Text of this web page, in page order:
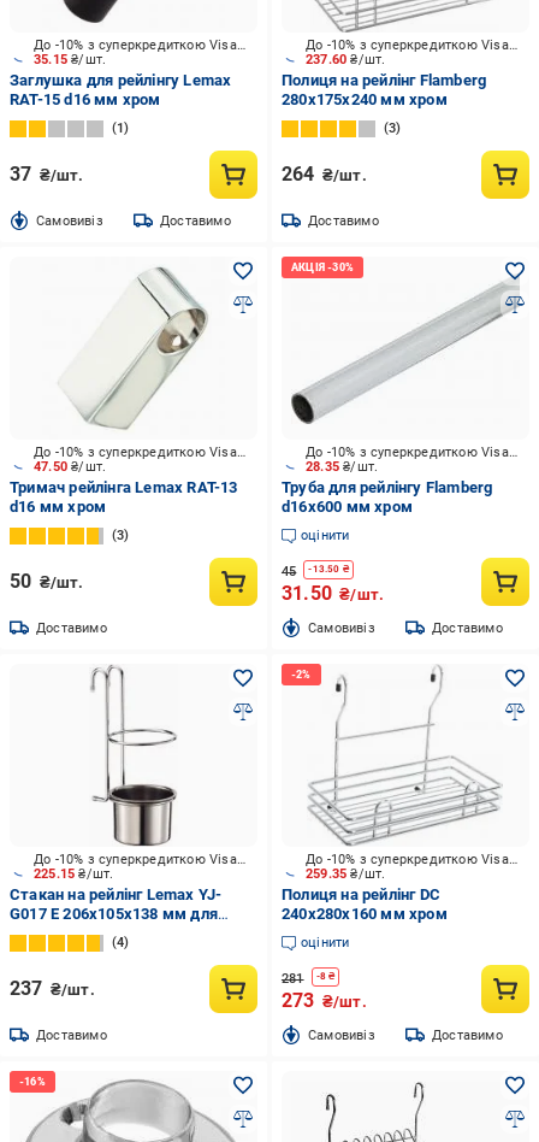
35.15₴/шт.
До -10% з суперкредиткою Visa Вигода
Заглушка для рейлінгу Lemax
RAT-15 d16 мм хром
1
37 ₴/шт.
Cамовивіз Доставимо
237.60₴/шт.
До -10% з суперкредиткою Visa Вигода
Полиця на рейлінг Flamberg
280x175x240 мм хром
3
264 ₴/шт.
Доставимо
47.50₴/шт.
До -10% з суперкредиткою Visa Вигода
Тримач рейлінга Lemax RAT-13
d16 мм хром
3
50 ₴/шт.
Доставимо
28.35₴/шт.
До -10% з суперкредиткою Visa Вигода
Труба для рейлінгу Flamberg
d16x600 мм хром
оцінити
45 -13.50 ₴
31.50 ₴/шт.
Cамовивіз Доставимо
225.15₴/шт.
До -10% з суперкредиткою Visa Вигода
Стакан на рейлінг Lemax YJ-
G017 E 206x105x138 мм для
столових приборів хром
4
237 ₴/шт.
Доставимо
259.35₴/шт.
До -10% з суперкредиткою Visa Вигода
Полиця на рейлінг DC
240x280x160 мм хром
оцінити
281 -8₴
273 ₴/шт.
Cамовивіз Доставимо